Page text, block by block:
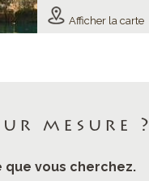
Afficher la carte
mesure ?
que vous cherchez.